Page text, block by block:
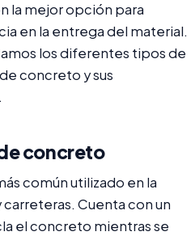
la mejor opción para
en la entrega del material.
los diferentes tipos de
concreto y sus
concreto
común utilizado en la
Cuenta con un
el concreto mientras se